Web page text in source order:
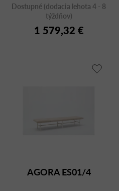
Dostupné (dodacia lehota 4 - 8
týždňov)
1 579,32 €
AGORA ES01/4